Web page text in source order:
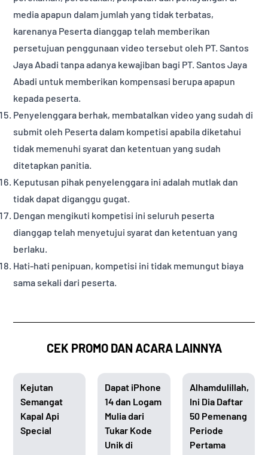
media apapun dalam jumlah yang tidak terbatas,
karenanya Peserta dianggap telah memberikan
persetujuan penggunaan video tersebut oleh PT. Santos
Jaya Abadi tanpa adanya kewajiban bagi PT. Santos Jaya
Abadi untuk memberikan kompensasi berupa apapun
kepada peserta.
Penyelenggara berhak, membatalkan video yang sudah di
submit oleh Peserta dalam kompetisi apabila diketahui
tidak memenuhi syarat dan ketentuan yang sudah
ditetapkan panitia.
Keputusan pihak penyelenggara ini adalah mutlak dan
tidak dapat diganggu gugat.
Dengan mengikuti kompetisi ini seluruh peserta
dianggap telah menyetujui syarat dan ketentuan yang
berlaku.
Hati-hati penipuan, kompetisi ini tidak memungut biaya
sama sekali dari peserta.
CEK PROMO DAN ACARA LAINNYA
Kejutan
Semangat
Kapal Api
Special
Dapat iPhone
14 dan Logam
Mulia dari
Tukar Kode
Unik di
Alhamdulillah,
Ini Dia Daftar
50 Pemenang
Periode
Pertama